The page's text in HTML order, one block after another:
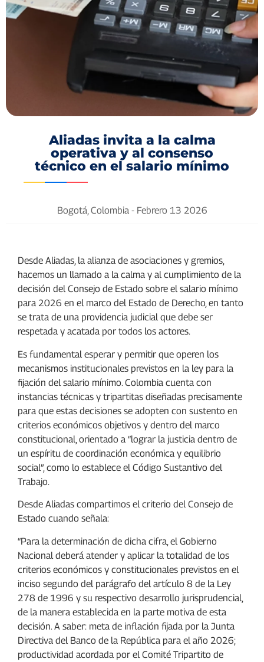
Aliadas invita a la calma
operativa y al consenso
técnico en el salario mínimo
Bogotá, Colombia - Febrero 13 2026
Desde Aliadas, la alianza de asociaciones y gremios,
hacemos un llamado a la calma y al cumplimiento de la
decisión del Consejo de Estado sobre el salario mínimo
para 2026 en el marco del Estado de Derecho, en tanto
se trata de una providencia judicial que debe ser
respetada y acatada por todos los actores.
Es fundamental esperar y permitir que operen los
mecanismos institucionales previstos en la ley para la
fijación del salario mínimo. Colombia cuenta con
instancias técnicas y tripartitas diseñadas precisamente
para que estas decisiones se adopten con sustento en
criterios económicos objetivos y dentro del marco
constitucional, orientado a “lograr la justicia dentro de
un espíritu de coordinación económica y equilibrio
social”, como lo establece el Código Sustantivo del
Trabajo.
Desde Aliadas compartimos el criterio del Consejo de
Estado cuando señala:
“Para la determinación de dicha cifra, el Gobierno
Nacional deberá atender y aplicar la totalidad de los
criterios económicos y constitucionales previstos en el
inciso segundo del parágrafo del artículo 8 de la Ley
278 de 1996 y su respectivo desarrollo jurisprudencial,
de la manera establecida en la parte motiva de esta
decisión. A saber: meta de inflación fijada por la Junta
Directiva del Banco de la República para el año 2026;
productividad acordada por el Comité Tripartito de